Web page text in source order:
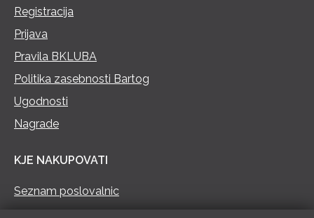
Registracija
Prijava
Pravila BKLUBA
Politika zasebnosti Bartog
Ugodnosti
Nagrade
KJE NAKUPOVATI
Seznam poslovalnic